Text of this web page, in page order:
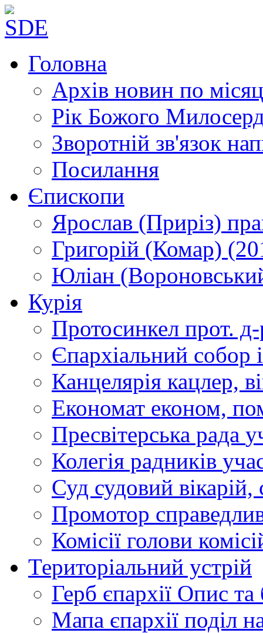
Головна
Архів новин по
Рік Божого
Зворотній зв'язок
Посилання
Єпископи
Ярослав (Приріз)
Григорій (Комар)
Юліан
Курія
Протосинкел прот.
Єпархіальний собор
Канцелярія кацлер,
Економат економ,
Пресвітерська рада
Колегія радників
Суд судовий вікарій,
Промотор
Комісії голови
Територіальний устрій
Герб єпархії Опис та
Мапа єпархії поділ